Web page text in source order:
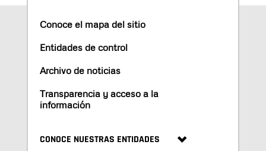
Conoce el mapa del sitio
Entidades de control
Archivo de noticias
Transparencia y acceso a la
información
CONOCE NUESTRAS ENTIDADES